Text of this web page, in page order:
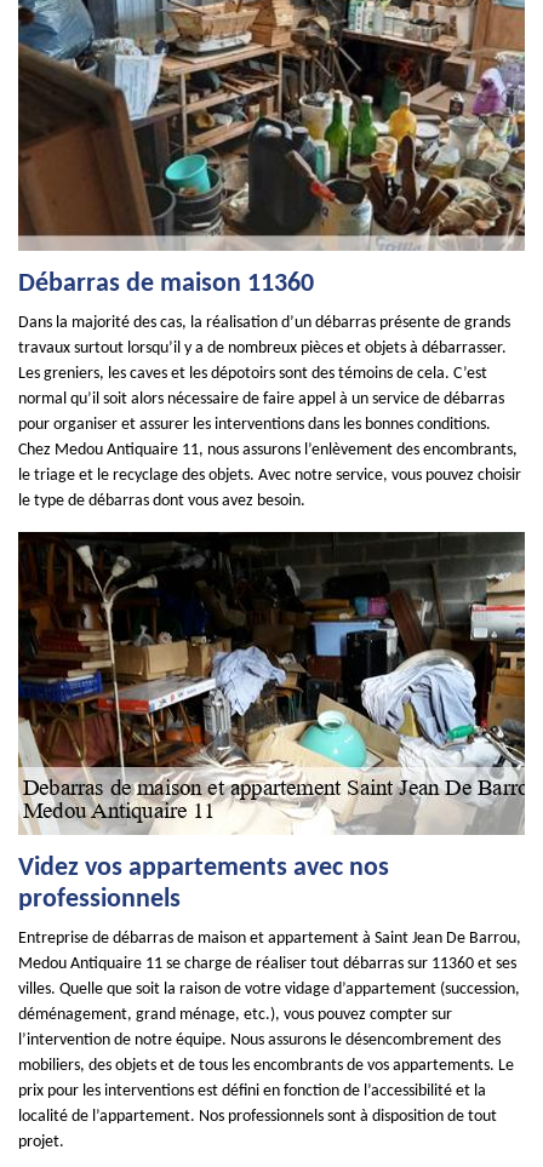
Débarras de maison 11360
Dans la majorité des cas, la réalisation d’un débarras présente de grands
travaux surtout lorsqu’il y a de nombreux pièces et objets à débarrasser.
Les greniers, les caves et les dépotoirs sont des témoins de cela. C’est
normal qu’il soit alors nécessaire de faire appel à un service de débarras
pour organiser et assurer les interventions dans les bonnes conditions.
Chez Medou Antiquaire 11, nous assurons l’enlèvement des encombrants,
le triage et le recyclage des objets. Avec notre service, vous pouvez choisir
le type de débarras dont vous avez besoin.
Videz vos appartements avec nos
professionnels
Entreprise de débarras de maison et appartement à Saint Jean De Barrou,
Medou Antiquaire 11 se charge de réaliser tout débarras sur 11360 et ses
villes. Quelle que soit la raison de votre vidage d’appartement (succession,
déménagement, grand ménage, etc.), vous pouvez compter sur
l’intervention de notre équipe. Nous assurons le désencombrement des
mobiliers, des objets et de tous les encombrants de vos appartements. Le
prix pour les interventions est défini en fonction de l’accessibilité et la
localité de l’appartement. Nos professionnels sont à disposition de tout
projet.